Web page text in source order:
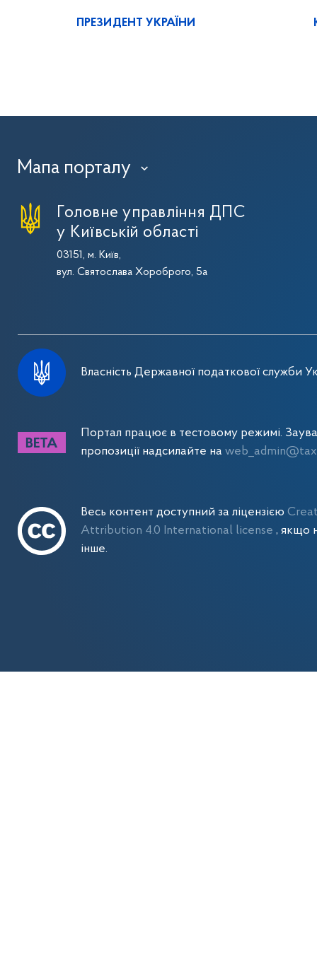
ПРЕЗИДЕНТ УКРАЇНИ
Мапа порталу ›
Головне управління ДПС
у Київській області
03151, м. Київ,
вул. Святослава Хороброго, 5а
Власність Державної податкової служби
Портал працює в тестовому режимі.
пропозиції надсилайте на
Весь контент доступний за ліцензією
Attribution 4.0 International license, якщо
інше.